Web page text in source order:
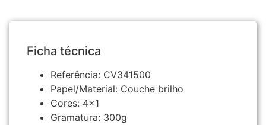
Ficha técnica
Referência: CV341500
Papel/Material: Couche brilho
Cores: 4×1
Gramatura: 300g